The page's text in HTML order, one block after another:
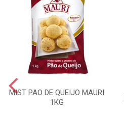
MIST PAO DE QUEIJO MAURI
1KG